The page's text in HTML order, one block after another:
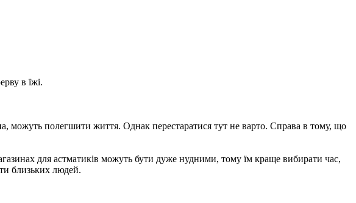
в їжі.
можуть полегшити життя. Однак перестаратися тут не варто. Справа в тому, що
для астматиків можуть бути дуже нудними, тому їм краще вибирати час,
близьких людей.